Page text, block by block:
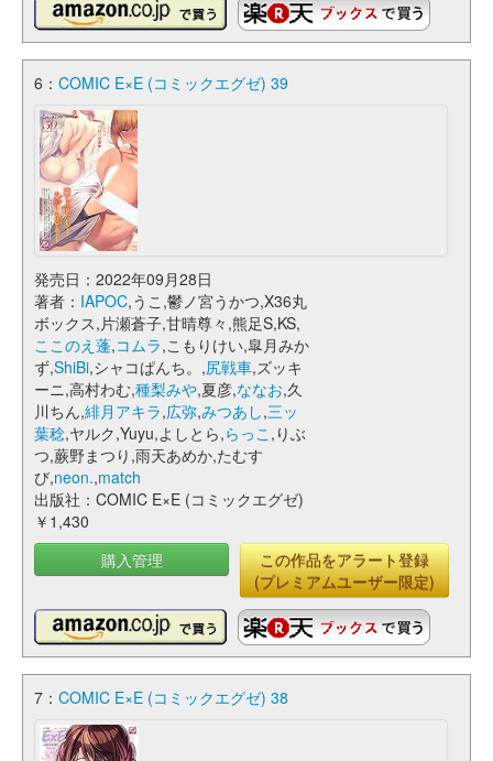
6： COMIC E×E (コミックエグゼ) 39
発売日：2022年09月28日
著者： IAPOC,うこ,鬱ノ宮うかつ,X36丸
ボックス,片瀬蒼子,甘晴尊々,熊足S,KS,
ここのえ蓬,コムラ,こもりけい,皐月みか
ず,ShiBi,シャコぱんち。,尻戦車,ズッキ
ーニ,高村わむ,種梨みや,夏彦,ななお,久
川ちん,緋月アキラ,広弥,みつあし,三ッ
葉稔,ヤルク,Yuyu,よしとら,らっこ ,りぶ
つ,蕨野まつり,雨天あめか,たむす
び,neon.,match
出版社：COMIC E×E (コミックエグゼ)
￥1,430
購入管理
この作品をアラート登録
(プレミアムユーザー限定)
7： COMIC E×E (コミックエグゼ) 38